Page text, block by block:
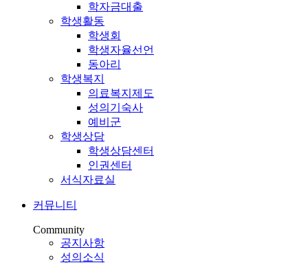
학자금대출
학생활동
학생회
학생자율선언
동아리
학생복지
의료복지제도
성의기숙사
예비군
학생상담
학생상담센터
인권센터
서식자료실
커뮤니티
Community
공지사항
성의소식